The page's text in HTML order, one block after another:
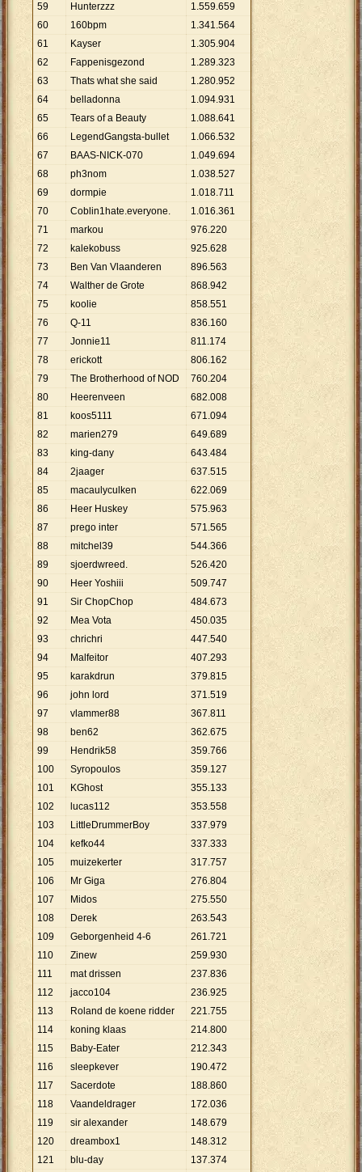
59 Hunterzzz 1.559.659
60
160bpm 1.341.564
61
Kayser 1.305.904
62
Fappenisgezond 1.289.323
63
Thats what she said 1.280.952
64
belladonna 1.094.931
65
Tears of a Beauty 1.088.641
66
LegendGangsta-bullet 1.066.532
67
BAAS-NICK-070 1.049.694
68
ph3nom 1.038.527
69
dormpie 1.018.711
70
Coblin1hate.everyone. 1.016.361
71
markou 976.220
72
kalekobuss 925.628
73
Ben Van Vlaanderen 896.563
74
Walther de Grote 868.942
75
koolie 858.551
76
Q-11 836.160
77
Jonnie11 811.174
78
erickott 806.162
79
The Brotherhood of NOD 760.204
80
Heerenveen 682.008
81
koos5111 671.094
82
marien279 649.689
83
king-dany 643.484
84
2jaager 637.515
85
macaulyculken 622.069
86
Heer Huskey 575.963
87
prego inter 571.565
88
mitchel39 544.366
89
sjoerdwreed. 526.420
90
Heer Yoshiii 509.747
91
Sir ChopChop 484.673
92
Mea Vota 450.035
93
chrichri 447.540
94
Malfeitor 407.293
95
karakdrun 379.815
96
john lord 371.519
97
vlammer88 367.811
98
ben62 362.675
99
Hendrik58 359.766
100
Syropoulos 359.127
101
KGhost 355.133
102
lucas112 353.558
103
LittleDrummerBoy 337.979
104
kefko44 337.333
105
muizekerter 317.757
106
Mr Giga 276.804
107
Midos 275.550
108
Derek 263.543
109
Geborgenheid 4-6 261.721
110
Zinew 259.930
111
mat drissen 237.836
112
jacco104 236.925
113
Roland de koene ridder 221.755
114
koning klaas 214.800
115
Baby-Eater 212.343
116
sleepkever 190.472
117
Sacerdote 188.860
118
Vaandeldrager 172.036
119
sir alexander 148.679
120
dreambox1 148.312
121
blu-day 137.374